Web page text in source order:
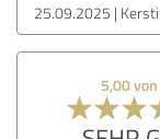
25.09.2025
5,00